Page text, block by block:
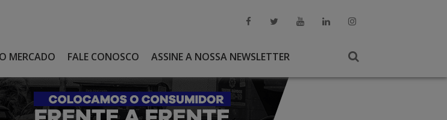
MERCADO FALE CONOSCO ASSINE A NOSSA NEWSLETTER